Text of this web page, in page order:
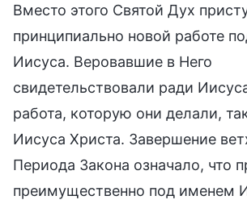
Вместо этого Святой Дух
принципиально новой работе
Иисуса. Веровавшие в Него
свидетельствовали ради
работа, которую они делали,
Иисуса Христа. Завершение
Периода Закона означало, что
преимущественно под именем